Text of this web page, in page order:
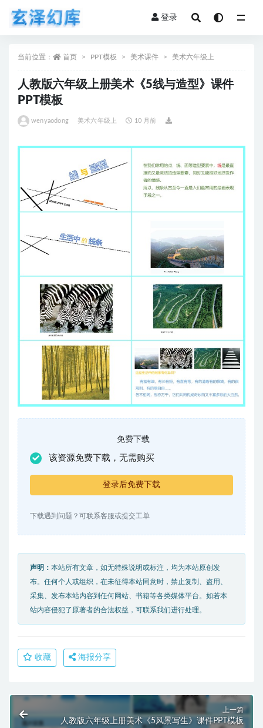
登录
当前位置： 首页 PPT模板 美术课件 美术六年级上
人教版六年级上册美术《5线与造型》课件
PPT模板
wenyaodong 美术六年级上 10 月前
免费下载
该资源免费下载，无需购买
登录后免费下载
下载遇到问题？可联系客服或提交工单
声明： 本站所有文章，如无特殊说明或标注，均为本站原创发
布。任何个人或组织，在未征得本站同意时，禁止复制、盗用、
采集、发布本站内容到任何网站、书籍等各类媒体平台。如若本
站内容侵犯了原著者的合法权益，可联系我们进行处理。
收藏 海报分享
上一篇
人教版六年级上册美术《5风景写生》课件PPT模板